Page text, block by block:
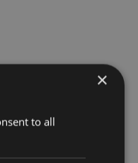
×
to all